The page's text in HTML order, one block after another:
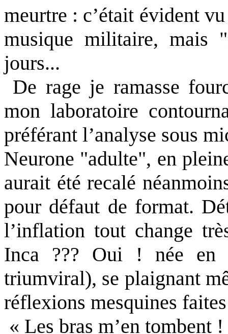
meurtre : c’était évident
musique militaire,
jours...
De rage je ramasse
mon laboratoire
préférant l’analyse sous
Neurone "adulte", en
aurait été recalé
pour défaut de format.
l’inflation tout change
Inca ??? Oui ! née en
triumviral), se plaignant
réflexions mesquines
« Les bras m’en tombent